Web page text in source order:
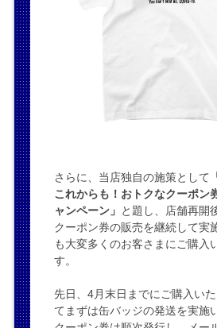
さらに、当店独自の施策として
これからも！おトクなクーポン
ャンペーン」 と題し、店舗再開
クーポン券の販売を継続して実
も大変多くのお客さまにご購入
す。
先日、4月末日までにご購入い
てまずは缶バッジの発送を実施